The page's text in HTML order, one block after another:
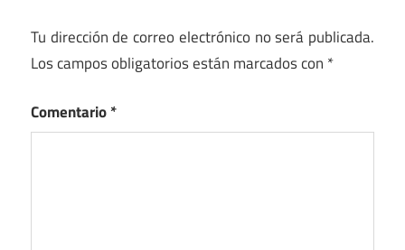
Tu dirección de correo electrónico no será publicada.
Los campos obligatorios están marcados con *
Comentario*